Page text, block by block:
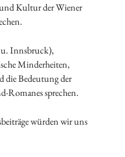
Kultur der Wiener
Innsbruck),
Minderheiten,
die Bedeutung der
Romanes sprechen.
würden wir uns